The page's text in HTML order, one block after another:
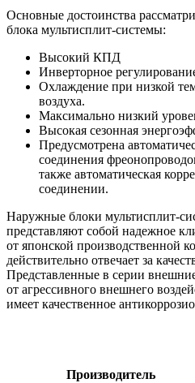
Основные достоинства
блока мультисплит-системы:
Высокий КПД
Инверторное
Охлаждение при низкой
воздуха.
Максимально низкий
Высокая сезонная
Предусмотрена
соединения
также автоматическая
соединении.
Наружные блоки мультисплит-
представляют собой надежное
от японской производственной
действительно отвечает за
Представленные в серии
от агрессивного внешнего
имеет качественное
Производитель